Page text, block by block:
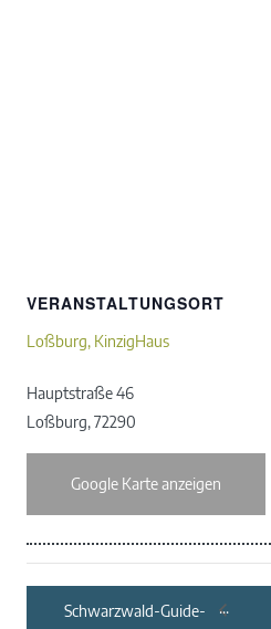
VERANSTALTUNGSORT
Loßburg, KinzigHaus
Hauptstraße 46
Loßburg,72290
Google Karte anzeigen
Schwarzwald-Guide-